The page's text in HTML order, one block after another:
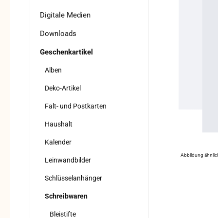
Digitale Medien
Downloads
Geschenkartikel
Alben
Deko-Artikel
Falt- und Postkarten
Haushalt
Kalender
Leinwandbilder
Schlüsselanhänger
Schreibwaren
Bleistifte
Abbildung